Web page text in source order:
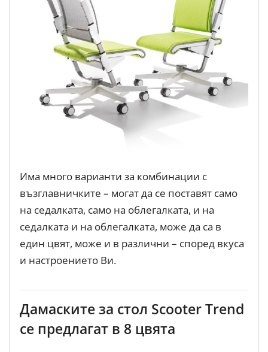
Има много варианти за комбинации с
възглавничките – могат да се поставят само
на седалката, само на облегалката, и на
седалката и на облегалката, може да са в
един цвят, може и в различни – според вкуса
и настроението Ви.
Дамаските за стол Scooter Trend
се предлагат в 8 цвята